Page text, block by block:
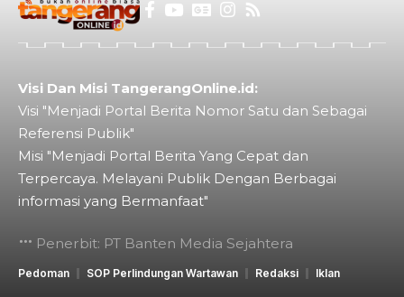
Visi Dan Misi TangerangOnline.id:
Visi "Menjadi Portal Berita Nomor Satu dan Sebagai
Referensi Publik"
Misi "Menjadi Portal Berita Yang Cepat dan
Terpercaya. Melayani Publik Dengan Berbagai
informasi yang Bermanfaat"
Penerbit: PT Banten Media Sejahtera
Pedoman SOP Perlindungan Wartawan Redaksi Iklan